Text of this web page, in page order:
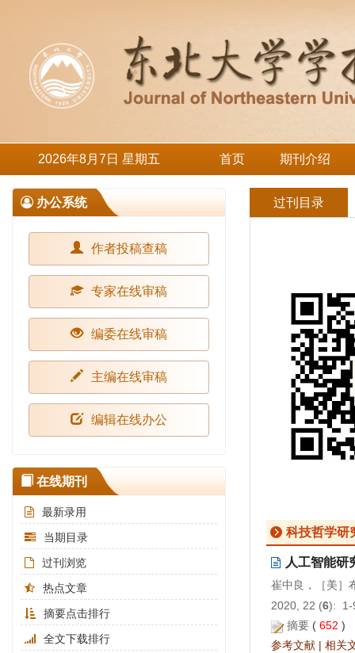
2026年8月7日 星期五 首页 期刊介绍
过刊目录
科技哲学研
人工智能
崔中良，［美］
2020, 22 (6): 1-
摘要 ( 652 )
参考文献 | 相关
办公系统
作者投稿查稿
专家在线审稿
编委在线审稿
主编在线审稿
编辑在线办公
在线期刊
最新录用
当期目录
过刊浏览
热点文章
摘要点击排行
全文下载排行